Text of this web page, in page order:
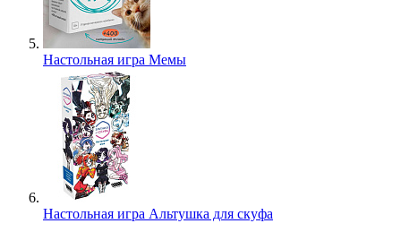
Настольная игра Мемы
Настольная игра Альтушка для скуфа